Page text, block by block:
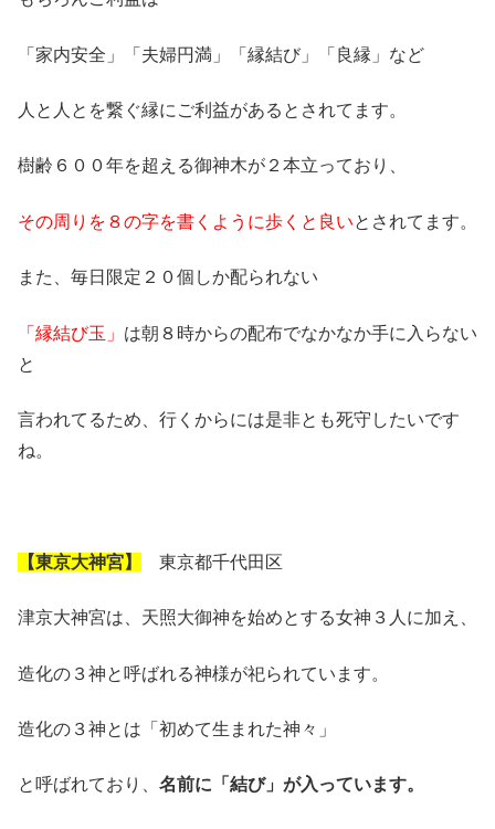
「家内安全」「夫婦円満」「縁結び」「良縁」など
人と人とを繋ぐ縁にご利益があるとされてます。
樹齢６００年を超える御神木が２本立っており、
その周りを８の字を書くように歩くと良いとされてます。
また、毎日限定２０個しか配られない
「縁結び玉」 は朝８時からの配布でなかなか手に入らない
と
言われてるため、行くからには是非とも死守したいです
ね。
【東京大神宮】 東京都千代田区
津京大神宮は、天照大御神を始めとする女神３人に加え、
造化の３神と呼ばれる神様が祀られています。
造化の３神とは「初めて生まれた神々」
と呼ばれており、 名前に「結び」が入っています。